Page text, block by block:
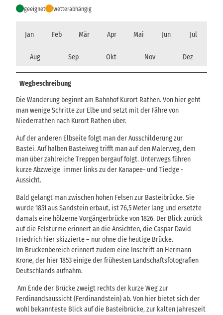
geeignet wetterabhängig
Jan Feb Mär Apr Mai Jun Jul
Aug Sep Okt Nov Dez
Wegbeschreibung
Die Wanderung beginnt am Bahnhof Kurort Rathen. Von hier geht
man wenige Schritte zur Elbe und setzt mit der Fähre von
Niederrathen nach Kurort Rathen über.
Auf der anderen Elbseite folgt man der Ausschilderung zur
Bastei. Auf halben Basteiweg trifft man auf den Malerweg, dem
man über zahlreiche Treppen bergauf folgt. Unterwegs führen
kurze Abzweige immer links zu der Kanapee- und Tiedge -
Aussicht.
Bald gelangt man zwischen hohen Felsen zur Basteibrücke. Sie
wurde 1851 aus Sandstein erbaut, ist 76,5 Meter lang und ersetzte
damals eine hölzerne Vorgängerbrücke von 1826. Der Blick zurück
auf die Felstürme erinnert an die Ansichten, die Caspar David
Friedrich hier skizzierte – nur ohne die heutige Brücke.
Im Brückenbereich erinnert zudem eine Inschrift an Hermann
Krone, der hier 1853 einige der frühesten Landschaftsfotografien
Deutschlands aufnahm.
Am Ende der Brücke zweigt rechts der kurze Weg zur
Ferdinandsaussicht (Ferdinandstein) ab. Von hier bietet sich der
wohl bekannteste Blick auf die Basteibrücke, zur kalten Jahreszeit